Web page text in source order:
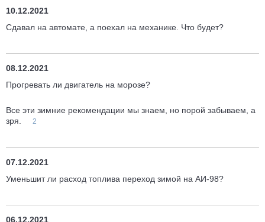
10.12.2021
Сдавал на автомате, а поехал на механике. Что будет?
08.12.2021
Прогревать ли двигатель на морозе?
Все эти зимние рекомендации мы знаем, но порой забываем, а
зря.
2
07.12.2021
Уменьшит ли расход топлива переход зимой на АИ-98?
06.12.2021